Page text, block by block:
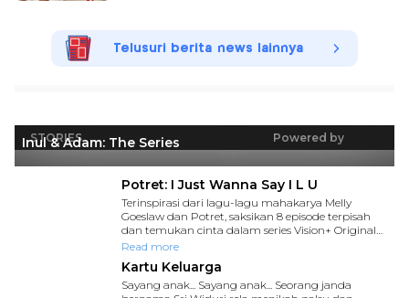
Telusuri berita news lainnya